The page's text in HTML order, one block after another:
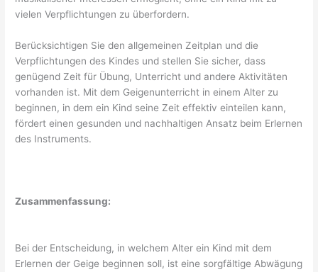
vielen Verpflichtungen zu überfordern.
Berücksichtigen Sie den allgemeinen Zeitplan und die
Verpflichtungen des Kindes und stellen Sie sicher, dass
genügend Zeit für Übung, Unterricht und andere Aktivitäten
vorhanden ist. Mit dem Geigenunterricht in einem Alter zu
beginnen, in dem ein Kind seine Zeit effektiv einteilen kann,
fördert einen gesunden und nachhaltigen Ansatz beim Erlernen
des Instruments.
Zusammenfassung:
Bei der Entscheidung, in welchem Alter ein Kind mit dem
Erlernen der Geige beginnen soll, ist eine sorgfältige Abwägung